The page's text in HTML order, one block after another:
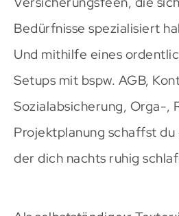
Bedürfnisse spezialisiert
Und mithilfe eines
Setups mit bspw. AGB,
Sozialabsicherung, Orga-,
Projektplanung schaffst du
der dich nachts ruhig